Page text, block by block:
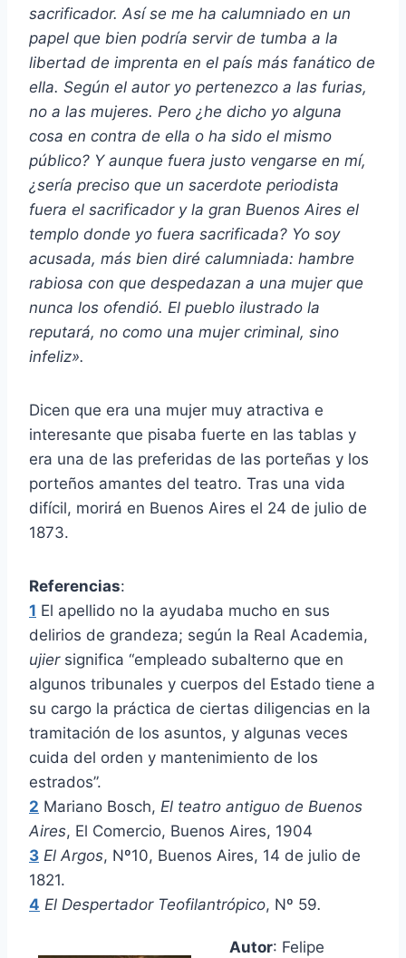
sacrificador. Así se me ha calumniado en un
papel que bien podría servir de tumba a la
libertad de imprenta en el país más fanático de
ella. Según el autor yo pertenezco a las furias,
no a las mujeres. Pero ¿he dicho yo alguna
cosa en contra de ella o ha sido el mismo
público? Y aunque fuera justo vengarse en mí,
¿sería preciso que un sacerdote periodista
fuera el sacrificador y la gran Buenos Aires el
templo donde yo fuera sacrificada? Yo soy
acusada, más bien diré calumniada: hambre
rabiosa con que despedazan a una mujer que
nunca los ofendió. El pueblo ilustrado la
reputará, no como una mujer criminal, sino
infeliz».
Dicen que era una mujer muy atractiva e
interesante que pisaba fuerte en las tablas y
era una de las preferidas de las porteñas y los
porteños amantes del teatro. Tras una vida
difícil, morirá en Buenos Aires el 24 de julio de
1873.
Referencias:
1 El apellido no la ayudaba mucho en sus
delirios de grandeza; según la Real Academia,
ujiersignifica “empleado subalterno que en
algunos tribunales y cuerpos del Estado tiene a
su cargo la práctica de ciertas diligencias en la
tramitación de los asuntos, y algunas veces
cuida del orden y mantenimiento de los
estrados”.
2 Mariano Bosch, El teatro antiguo de Buenos
Aires, El Comercio, Buenos Aires, 1904
3 El Argos, Nº10, Buenos Aires, 14 de julio de
1821.
4 El Despertador Teofilantrópico, Nº 59.
Autor: Felipe